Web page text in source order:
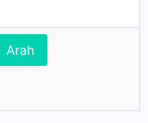
Arah